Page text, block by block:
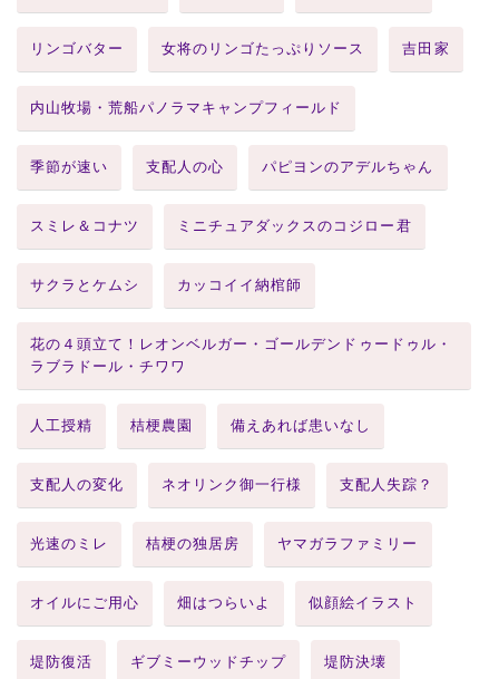
リンゴバター 女将のリンゴたっぷりソース 吉田家
内山牧場・荒船パノラマキャンプフィールド
季節が速い 支配人の心 パピヨンのアデルちゃん
スミレ＆コナツ ミニチュアダックスのコジロー君
サクラとケムシ カッコイイ納棺師
花の４頭立て！レオンベルガー・ゴールデンドゥードゥル・
ラブラドール・チワワ
人工授精 桔梗農園 備えあれば患いなし
支配人の変化 ネオリンク御一行様 支配人失踪？
光速のミレ 桔梗の独居房 ヤマガラファミリー
オイルにご用心 畑はつらいよ 似顔絵イラスト
堤防復活 ギブミーウッドチップ 堤防決壊